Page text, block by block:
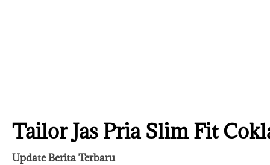
Tailor Jas Pria Slim Fit
Update Berita Terbaru